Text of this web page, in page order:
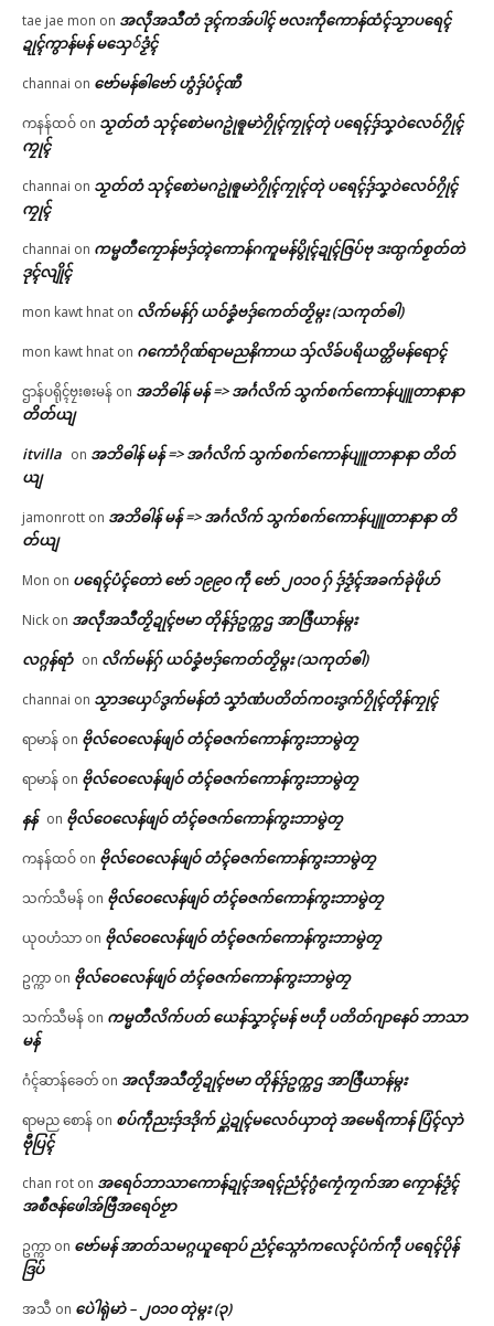
tae jae mon on အလဵုအသဳတံ ဒုၚ်ကအ်ပါၚ် ဗလးကဵုကောန်ထံၚ်သၟာပရေၚ်
ဍုၚ်ကွာန်မန် မသှေ်ဒၟံၚ်
channai on ဗော်မန်ၜါဗော် ဟွံဒှ်ပံၚ်ဏီ
ကနန်ထဝ် on သၟတ်တံ သုၚ်စောဲမဂဥုဲၜူမာဲဂၠိုၚ်ကၠုၚ်တုဲ ပရေၚ်ဒှ်သၞဝဲလေဝ်ဂၠိုၚ်
ကၠုၚ်
channai on သၟတ်တံ သုၚ်စောဲမဂဥုဲၜူမာဲဂၠိုၚ်ကၠုၚ်တုဲ ပရေၚ်ဒှ်သၞဝဲလေဝ်ဂၠိုၚ်
ကၠုၚ်
channai on ကမ္မတဳကၠောန်ဗဒှ်တ္ၚဲကောန်ဂကူမန်ပွိုၚ်ဍုၚ်ဇြပ်ဗု ဒးထ္ပက်စၟတ်တဲ
ဒုၚ်လျိုၚ်
mon kawt hnat on လိက်မန်ဂှ် ယဝ်ခၞံဗဒှ်ကေတ်တၟိမ္ဂး (သကုတ်ၜါ)
mon kawt hnat on ဂကောံဂိုဏ်ရာမညနိကာယ သှ်လိခ်ပရိယတ္တိမန်ရောၚ်
ဌာန်ပရိုၚ်ဗၠးၜးမန် on အဘိဓါန် မန် => အၚ်္ဂလိက် သွက်စက်ကောန်ပျူတာနာနာ
တိတ်ယျ
itvilla on အဘိဓါန် မန် => အၚ်္ဂလိက် သွက်စက်ကောန်ပျူတာနာနာ တိတ်
ယျ
jamonrott on အဘိဓါန် မန် => အၚ်္ဂလိက် သွက်စက်ကောန်ပျူတာနာနာ တိ
တ်ယျ
Mon on ပရေၚ်ပံၚ်တောဲ ဗော် ၁၉၉၀ ကဵု ဗော် ၂၀၁၀ ဂှ် ဒှ်ဒၟံၚ်အခက်ခုဲဖိုဟ်
Nick on အလဵုအသဳတၟိဍုၚ်ဗမာ တိုန်ဒှ်ဥက္ကဌ အာဇြဳယာန်မ္ဂး
လဂ္ဂန်ရာံ on လိက်မန်ဂှ် ယဝ်ခၞံဗဒှ်ကေတ်တၟိမ္ဂး (သကုတ်ၜါ)
channai on သၟာဒယှေ်ဒွက်မန်တံ သၞာံဏံပတိတ်ကဝးဒွက်ဂၠိုၚ်တိုန်ကၠုၚ်
ရာမာန် on ဗိုလ်ဝေလေန်ဖျဝ် တံၚ်ဓဇက်ကောန်ကွးဘာမွဲတၠ
ရာမာန် on ဗိုလ်ဝေလေန်ဖျဝ် တံၚ်ဓဇက်ကောန်ကွးဘာမွဲတၠ
နန် on ဗိုလ်ဝေလေန်ဖျဝ် တံၚ်ဓဇက်ကောန်ကွးဘာမွဲတၠ
ကနန်ထဝ် on ဗိုလ်ဝေလေန်ဖျဝ် တံၚ်ဓဇက်ကောန်ကွးဘာမွဲတၠ
သက်သီမန် on ဗိုလ်ဝေလေန်ဖျဝ် တံၚ်ဓဇက်ကောန်ကွးဘာမွဲတၠ
ယုဝဟံသာ on ဗိုလ်ဝေလေန်ဖျဝ် တံၚ်ဓဇက်ကောန်ကွးဘာမွဲတၠ
ဥက္ကာ on ဗိုလ်ဝေလေန်ဖျဝ် တံၚ်ဓဇက်ကောန်ကွးဘာမွဲတၠ
သက်သီမန် on ကမ္မတဳလိက်ပတ် ယေန်သၞာၚ်မန် ဗဟဵု ပတိတ်ဂျာနေဝ် ဘာသာ
မန်
ဂံၚ်ဆာန်ခေတ် on အလဵုအသဳတၟိဍုၚ်ဗမာ တိုန်ဒှ်ဥက္ကဌ အာဇြဳယာန်မ္ဂး
ရာမည စောန် on စပ်ကဵုညးဒှ်ဒဒိုက် ပ္ဋဲဍုၚ်မလေဝ်ယှာတုဲ အမေရိကာန် ပြံၚ်လှာဲ
ဗီုပြၚ်
chan rot on အရေဝ်ဘာသာကောန်ဍုၚ်အရၚ်ညံၚ်ဂွံကၠေံကၠက်အာ ကၠောန်ဒၟံၚ်
အစဳဇန်ဖေါအ်ဗြဳအရေဝ်ဗၟာ
ဥက္ကာ on ဗော်မန် အာတ်သမဂ္ဂယူရောပ် ညံၚ်သ္ဂောံကလေၚ်ပံက်ကဵု ပရေၚ်ပိုန်
ဒြပ်
အသီ on ပေဲါရုဲမာဲ – ၂၀၁၀ တုဲမ္ဂး (၃)